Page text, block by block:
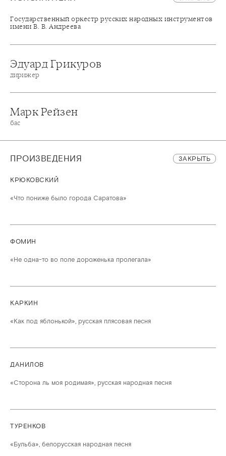
Государственный оркестр русских народных инструментов
имени В. В. Андреева
Эдуард Грикуров
дирижер
Марк Рейзен
бас
ПРОИЗВЕДЕНИЯ ЗАКРЫТЬ
КРЮКОВСКИЙ
«Что пониже было города Саратова»
ФОМИН
«Не одна-то во поле дороженька пролегала»
КАРКИН
«Как под яблонькой», русская плясовая песня
ДАНИЛОВ
«Сторона ль моя родимая», русская народная песня
ТУРЕНКОВ
«Бульба», белорусская народная песня